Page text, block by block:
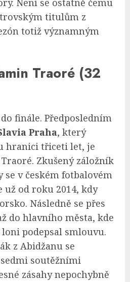
Není se ostatně čemu
titulům z
totiž významným
Traoré (32
finále. Předposledním
Praha, který
hranici třiceti let, je
Zkušený záložník
se v českém fotbalovém
od roku 2014, kdy
Následně se přes
do hlavního města, kde
podepsal smlouvu.
z Abidžanu se
soutěžními
zásahy nepochybně